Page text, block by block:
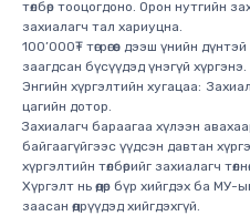
төлбөр тооцогдоно. Орон нутгийн
захиалагч тал хариуцна.
100’000₮ төгрөгөөс‌ ‌дээш‌ ‌үнийн‌
заагдсан бүсүүдэд үнэгүй хүргэнэ.
Энгийн хүргэлтийн хугацаа: Захиалга
цагийн дотор.
Захиалагч бараагаа хүлээн
байгаагүйгээс үүдсэн давтан
хүргэлтийн төлбөрийг захиалагч
Хүргэлт нь өдөр бүр хийгдэх ба
заасан өдрүүдэд хийгдэхгүй.